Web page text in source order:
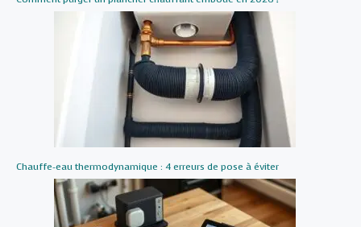
Chauffe-eau thermodynamique : 4 erreurs de pose à éviter